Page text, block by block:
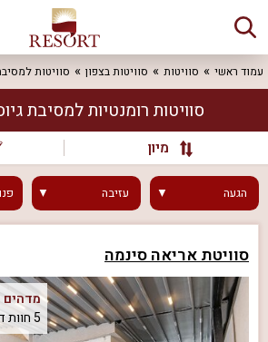
עמוד ראשי סוויטות סוויטות בצפון סוויטות
סוויטות רומנטיות למסיבת
מיון
הגעה עזיבה
סוויטת אריאה סינמה
מדהים
5 חוות דעת אמיתיות